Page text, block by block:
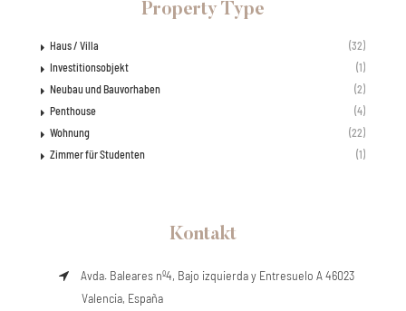
Property Type
Haus / Villa
(32)
Investitionsobjekt
(1)
Neubau und Bauvorhaben
(2)
Penthouse
(4)
Wohnung
(22)
Zimmer für Studenten
(1)
Kontakt
Avda. Baleares nº4, Bajo izquierda y Entresuelo A 46023
Valencia, España